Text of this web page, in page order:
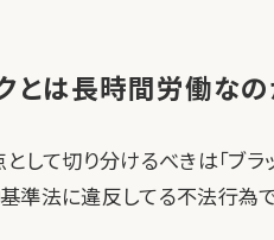
とは長時間労働な
として切り分けるべきは「ブ
準法に違反してる不法行為で